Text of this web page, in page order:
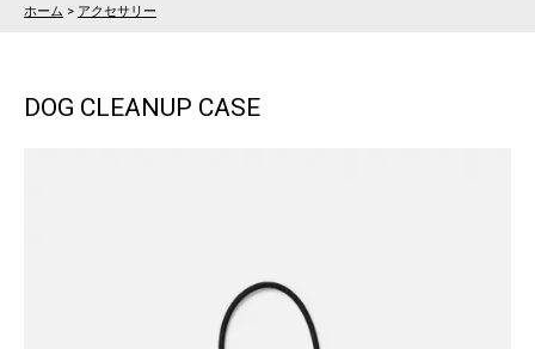
ホーム > アクセサリー
DOG CLEANUP CASE